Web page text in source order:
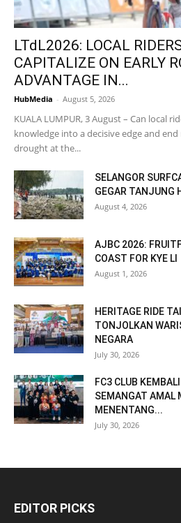
LTdL2026: LOCAL
CAPITALIZE ON EARLY
ADVANTAGE IN...
HubMedia - August 5, 2026
KUALA LUMPUR, 3 August – Can local
knowledge into a decisive edge and end
drought at the...
SELANGOR
GEGAR TANJUNG
August 4, 2026
AJBC 2026:
COAST FOR KYE LI
August 1, 2026
HERITAGE RIDE
TONJOLKAN
NEGARA
July 30, 2026
FC3 CLUB
SEMANGAT AMAL
MENENTANG...
July 30, 2026
EDITOR PICKS